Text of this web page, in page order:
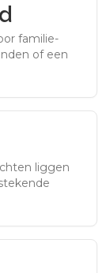
familie-
of een
liggen